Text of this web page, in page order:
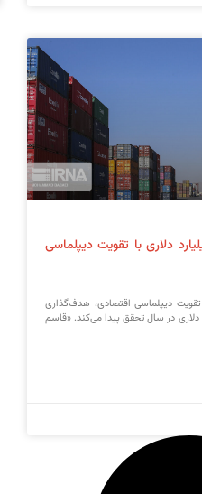
تجارت خارجی ۷۰ میلیارد دلاری با تقویت دیپلماسی
دیپلماسی اقتصادی، هدف‌گذاری
تجارت ۷۰ میلیارد دلاری در سال تحقق پیدا می‌کند. «قاسم